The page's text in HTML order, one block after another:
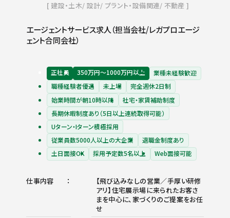
建設・土木 設計 プラント・設備関連 不動産
エージェントサービス求人（担当会社/レガプロエージ
ェント合同会社）
正社員 350万円〜1000万円以上
業種未経験歓迎
職種経験者優遇
未上場
完全週休2日制
始業時間が朝10時以降
社宅・家賃補助制度
長期休暇制度あり（5日以上連続取得可能）
Uターン・Iターン積極採用
従業員数5000人以上の大企業
退職金制度あり
土日面接OK
採用予定数5名以上 Web面接可能
仕事内容
【飛び込みなしの営業／手厚い研修
アリ】住宅展示場に来られたお客さ
まを中心に、家づくりのご提案をお任
せ